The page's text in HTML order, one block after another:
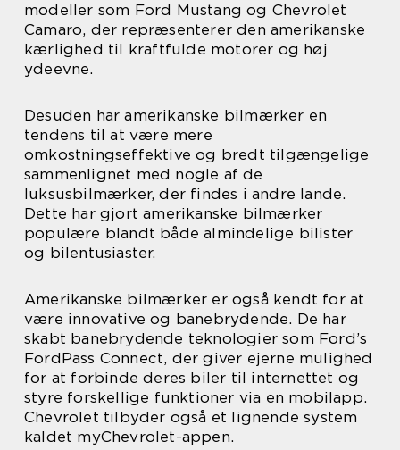
modeller som Ford Mustang og Chevrolet
Camaro, der repræsenterer den amerikanske
kærlighed til kraftfulde motorer og høj
ydeevne.
Desuden har amerikanske bilmærker en
tendens til at være mere
omkostningseffektive og bredt tilgængelige
sammenlignet med nogle af de
luksusbilmærker, der findes i andre lande.
Dette har gjort amerikanske bilmærker
populære blandt både almindelige bilister
og bilentusiaster.
Amerikanske bilmærker er også kendt for at
være innovative og banebrydende. De har
skabt banebrydende teknologier som Ford’s
FordPass Connect, der giver ejerne mulighed
for at forbinde deres biler til internettet og
styre forskellige funktioner via en mobilapp.
Chevrolet tilbyder også et lignende system
kaldet myChevrolet-appen.